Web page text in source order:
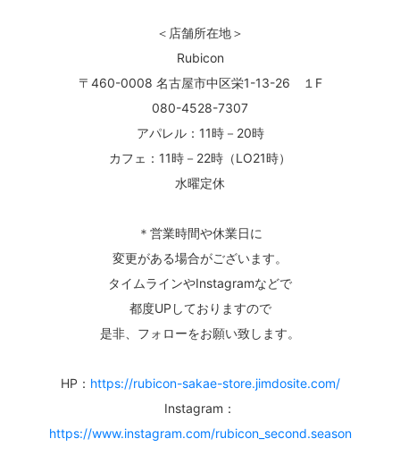
＜店舗所在地＞
Rubicon
〒460-0008 名古屋市中区栄1-13-26 １F
080-4528-7307
アパレル：11時－20時
カフェ：11時－22時（LO21時）
水曜定休
＊営業時間や休業日に
変更がある場合がございます。
タイムラインやInstagramなどで
都度UPしておりますので
是非、フォローをお願い致します。
HP： https://rubicon-sakae-store.jimdosite.com/
Instagram：
https://www.instagram.com/rubicon_second.season